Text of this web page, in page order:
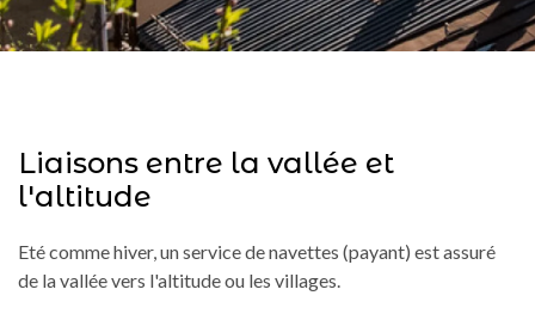
Liaisons entre la vallée et
l'altitude
Eté comme hiver, un service de navettes (payant) est assuré
de la vallée vers l'altitude ou les villages.